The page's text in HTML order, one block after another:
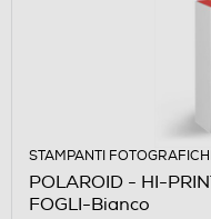
STAMPANTI
POLAROID - HI-
FOGLI-Bianco